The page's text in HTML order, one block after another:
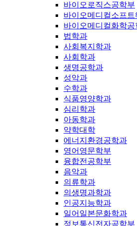
바이오로직스공학부
바이오메디컬소프
바이오메디컬화학공
법학과
사회복지학과
사회학과
생명공학과
성악과
수학과
식품영양학과
심리학과
아동학과
약학대학
에너지환경공학과
영어영문학부
융합전공학부
음악과
의류학과
의생명과학과
인공지능학과
일어일본문화학과
정보통신전자공학부